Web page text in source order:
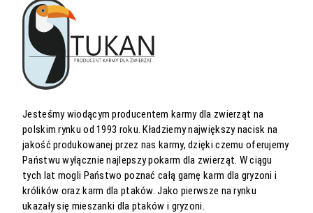
Jesteśmy wiodącym producentem karmy dla zwierząt na
polskim rynku od 1993 roku. Kładziemy największy nacisk na
jakość produkowanej przez nas karmy, dzięki czemu oferujemy
Państwu wyłącznie najlepszy pokarm dla zwierząt. W ciągu
tych lat mogli Państwo poznać całą gamę karm dla gryzoni i
królików oraz karm dla ptaków. Jako pierwsze na rynku
ukazały się mieszanki dla ptaków i gryzoni.